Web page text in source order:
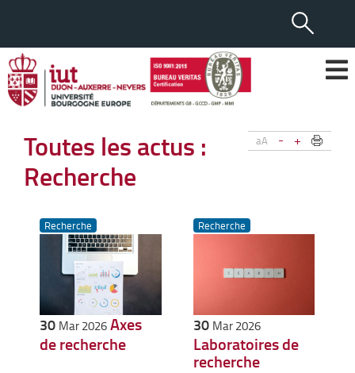
aA - +
Toutes les actus :
Recherche
Recherche
30 Mar 2026Axes
de recherche
Recherche
30 Mar 2026
Laboratoires de
recherche